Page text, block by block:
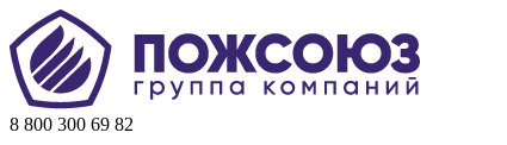
8 800 300 69 82